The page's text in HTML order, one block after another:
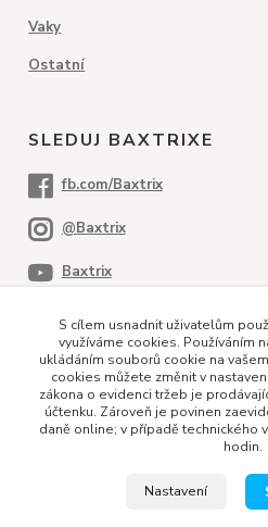
Vaky
Ostatní
SLEDUJ BAXTRIXE
PLATEBNÍ
S cílem usnadnit uživatelům
využíváme cookies. Používáním
ukládáním souborů cookie na
cookies můžete změnit v
zákona o evidenci tržeb je
účtenku. Zároveň je povinen
daně online; v případě technického
hodin.
Nastavení